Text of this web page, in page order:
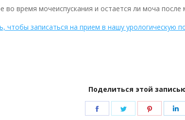
во время мочеиспускания и остается ли моча после
чтобы записаться на прием в нашу урологическую
Поделиться этой
Share Share
Share